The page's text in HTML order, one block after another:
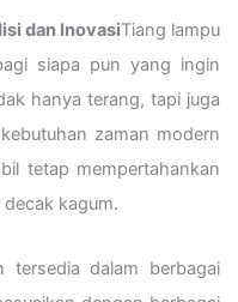
dan InovasiTiang lampu
siapa pun yang ingin
hanya terang, tapi juga
zaman modern
tetap mempertahankan
kagum.
tersedia dalam berbagai